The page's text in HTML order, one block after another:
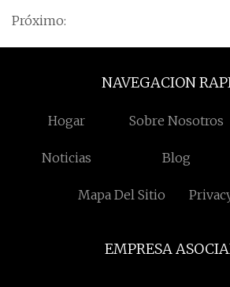
Próximo:
NAVEGACION
Hogar Sobre Nosotros
Noticias Blog
Mapa Del Sitio
EMPRESA